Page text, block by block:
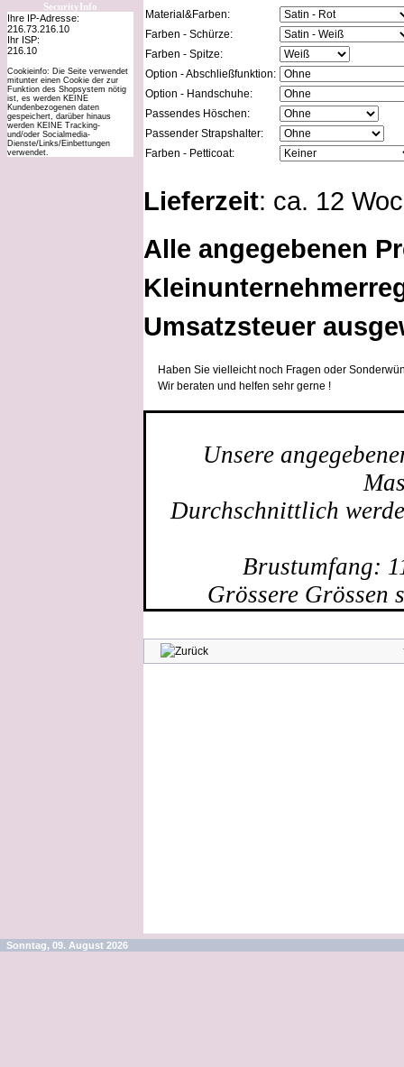
SecurityInfo
Ihre IP-Adresse:
216.73.216.10
Ihr ISP:
216.10
Cookieinfo: Die Seite verwendet
mitunter einen Cookie der zur
Funktion des Shopsystem nötig
ist, es werden KEINE
Kundenbezogenen daten
gespeichert, darüber hinaus
werden KEINE Tracking-
und/oder Socialmedia-
Dienste/Links/Einbettungen
verwendet.
Material&Farben:
Farben - Schürze:
Farben - Spitze:
Option - Abschließfunktion:
Option - Handschuhe:
Passendes Höschen:
Passender Strapshalter:
Farben - Petticoat:
Lieferzeit: ca. 12
Alle angegebenen
Umsatzsteuer
Haben Sie vielleicht noch Fragen oder
Wir beraten und helfen sehr gerne !
Unsere
Durchschnittlich
Brustumfang:
Grössere Grössen
Sonntag, 09. August 2026